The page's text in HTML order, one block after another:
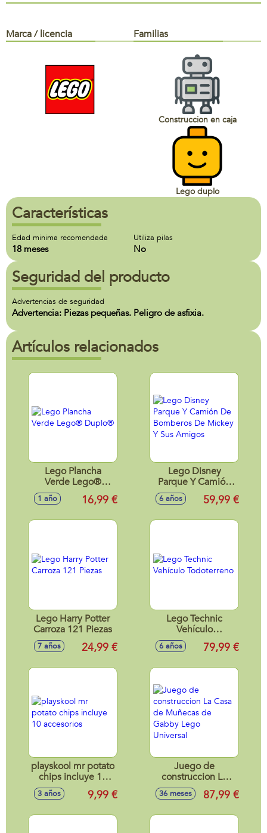
Marca / licencia Familias
Construccion en caja
Lego duplo
Características
Edad minima recomendada
18 meses
Utiliza pilas
No
Seguridad del producto
Advertencias de seguridad
Advertencia: Piezas pequeñas. Peligro de asfixia.
Artículos relacionados
Lego Plancha
Verde Lego®
Duplo®
1 año 16,99 €
Lego Disney
Parque Y Camión
De Bomberos De
Mickey Y Sus
6 años 59,99 €
Lego Harry Potter
Carroza 121 Piezas
7 años 24,99 €
Lego Technic
Vehículo
Todoterreno
6 años 79,99 €
playskool mr potato
chips incluye 10
accesorios
3 años 9,99 €
Juego de
construccion La
Casa de Muñecas
de Gabby Lego
36 meses 87,99 €